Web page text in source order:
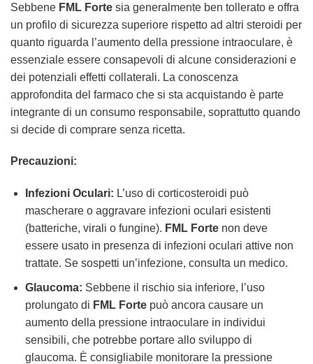
Sebbene FML Forte sia generalmente ben tollerato e offra
un profilo di sicurezza superiore rispetto ad altri steroidi per
quanto riguarda l’aumento della pressione intraoculare, è
essenziale essere consapevoli di alcune considerazioni e
dei potenziali effetti collaterali. La conoscenza
approfondita del farmaco che si sta acquistando è parte
integrante di un consumo responsabile, soprattutto quando
si decide di comprare senza ricetta.
Precauzioni:
Infezioni Oculari: L’uso di corticosteroidi può
mascherare o aggravare infezioni oculari esistenti
(batteriche, virali o fungine). FML Fortenon deve
essere usato in presenza di infezioni oculari attive non
trattate. Se sospetti un’infezione, consulta un medico.
Glaucoma: Sebbene il rischio sia inferiore, l’uso
prolungato di FML Fortepuò ancora causare un
aumento della pressione intraoculare in individui
sensibili, che potrebbe portare allo sviluppo di
glaucoma. È consigliabile monitorare la pressione